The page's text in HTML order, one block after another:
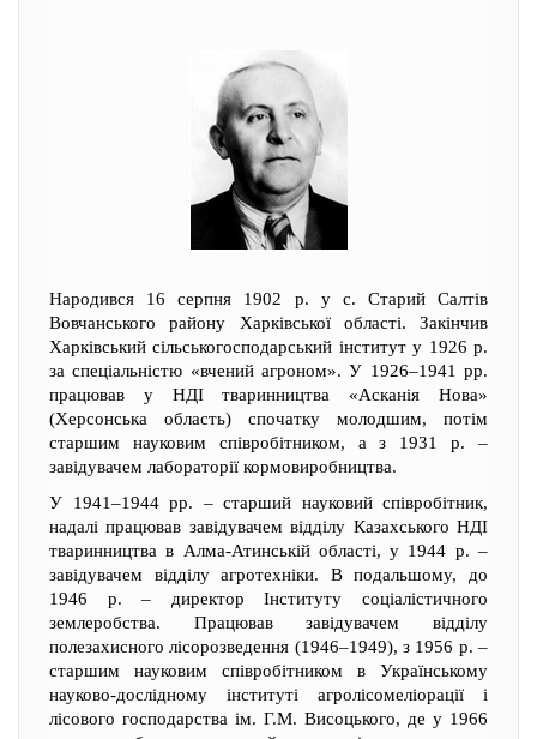
Народився 16 серпня 1902 р. у с. Старий Салтів
Вовчанського району Харківської області. Закінчив
Харківський сільськогосподарський інститут у 1926 р.
за спеціальністю «вчений агроном». У 1926–1941 рр.
працював у НДІ тваринництва «Асканія Нова»
(Херсонська область) спочатку молодшим, потім
старшим науковим співробітником, а з 1931 р. –
завідувачем лабораторії кормовиробництва.
У 1941–1944 рр. – старший науковий співробітник,
надалі працював завідувачем відділу Казахського НДІ
тваринництва в Алма-Атинській області, у 1944 р. –
завідувачем відділу агротехніки. В подальшому, до
1946 р. – директор Інституту соціалістичного
землеробства. Працював завідувачем відділу
полезахисного лісорозведення (1946–1949), з 1956 р. –
старшим науковим співробітником в Українському
науково-дослідному інституті агролісомеліорації і
лісового господарства ім. Г.М. Висоцького, де у 1966